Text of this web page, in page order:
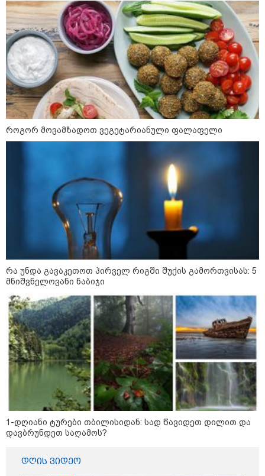
09:33 / 05-08-2026
"მამის მიერ ცოტნესთვის
დატოვებულ სახლში
თვითნებურად ცხოვრობს
ადამიანი, რომელიც ზვიადის
ანდერძში ერთი სიტყვითაც კი
არ არის მოხსენიებული" - ანა
ჯაბაური
09:32 / 05-08-2026
"4 დღე უწყლოდ და უპუროდ
გაატარეს, მათ სიცოცხლე
მეზღვაური წერს, რომ 36
მიგრანტი, მათ შორის, ორსული
12:20 / 04-08-2026
"როცა კანონიკიდან
გამომდინარე, მართებულად
მიგვაჩნია, რომ ადამიანის
გასვენება ტაძრიდან არ მოხდეს,
ეს მგლოვიარეს ისეთი
სიყვარულითა უნდა ავუხსნათ,
რომ შფოთვა არ დაიბადოს" -
დედა სიდონია
"15 წლის წინ ჩადენილი
მოსამართლე, 4-ჯერ თავიდან
დაწყებული საქმე... მადლობა
პროკურატურას, მათ გარეშე ეს
შედეგი არ დადგებოდა" - ქეთა
ხარძიანი
კატეგორიის ყველა სიახლე
ყველაზე კარგი/ცუდი ქვეყნები
როგორ მოვამზადოთ ვეგეტარიანული ფალაფელი
რა უნდა გავაკეთოთ პირველ რიგში შუქის გამორთვისას: 5
მნიშვნელოვანი ნაბიჯი
1-დღიანი ტურები თბილისიდან: სად წავიდეთ დილით და
დავბრუნდეთ საღამოს?
დღის ვიდეო